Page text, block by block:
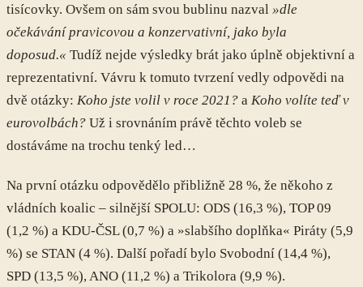
tisícovky. Ovšem on sám svou bublinu nazval »dle
očekávání pravicovou a konzervativní, jako byla
doposud.« Tudíž nejde výsledky brát jako úplně objektivní a
reprezentativní. Vávru k tomuto tvrzení vedly odpovědi na
dvě otázky: Koho jste volil v roce 2021? a Koho volíte teď v
eurovolbách? Už i srovnáním právě těchto voleb se
dostáváme na trochu tenký led…
Na první otázku odpovědělo přibližně 28 %, že někoho z
vládních koalic – silnější SPOLU: ODS (16,3 %), TOP 09
(1,2 %) a KDU-ČSL (0,7 %) a »slabšího doplňka« Piráty (5,9
%) se STAN (4 %). Další pořadí bylo Svobodní (14,4 %),
SPD (13,5 %), ANO (11,2 %) a Trikolora (9,9 %).